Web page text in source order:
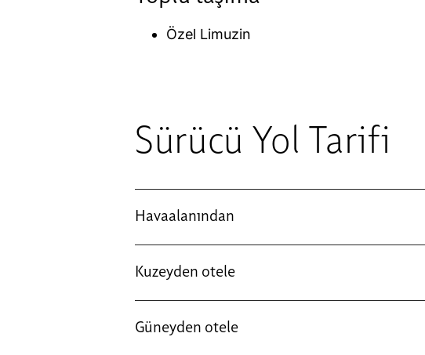
Özel Limuzin
Sürücü Yol Tarifi
Havaalanından
Kuzeyden otele
Güneyden otele